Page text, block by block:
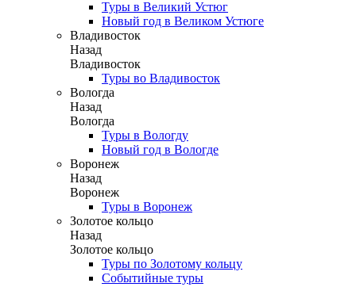
Туры в Великий Устюг
Новый год в Великом Устюге
Владивосток
Назад
Владивосток
Туры во Владивосток
Вологда
Назад
Вологда
Туры в Вологду
Новый год в Вологде
Воронеж
Назад
Воронеж
Туры в Воронеж
Золотое кольцо
Назад
Золотое кольцо
Туры по Золотому кольцу
Событийные туры